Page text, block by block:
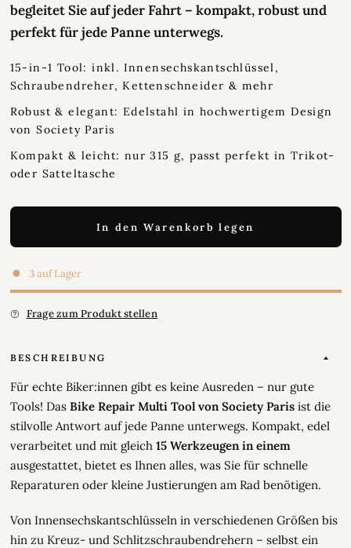
begleitet Sie auf jeder Fahrt – kompakt, robust und
perfekt für jede Panne unterwegs.
15-in-1 Tool: inkl. Innensechskantschlüssel,
Schraubendreher, Kettenschneider & mehr
Robust & elegant: Edelstahl in hochwertigem Design
von Society Paris
Kompakt & leicht: nur 315 g, passt perfekt in Trikot-
oder Satteltasche
In den Warenkorb legen
3 auf Lager
Frage zum Produkt stellen
BESCHREIBUNG
Für echte Biker:innen gibt es keine Ausreden – nur gute
Tools! Das Bike Repair Multi Tool von Society Parisist die
stilvolle Antwort auf jede Panne unterwegs. Kompakt, edel
verarbeitet und mit gleich 15 Werkzeugen in einem
ausgestattet, bietet es Ihnen alles, was Sie für schnelle
Reparaturen oder kleine Justierungen am Rad benötigen.
Von Innensechskantschlüsseln in verschiedenen Größen bis
hin zu Kreuz- und Schlitzschraubendrehern – selbst ein